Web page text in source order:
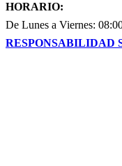
HORARIO:
De Lunes a Viernes:
RESPONSABILIDAD